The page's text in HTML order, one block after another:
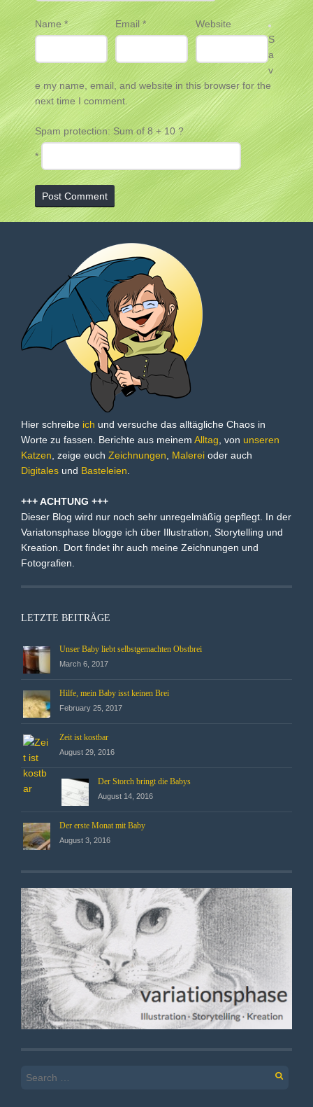
Name * Email *
Website
S
a
v
e my name, email, and website in this browser for the
next time I comment.
Spam protection: Sum of 8 + 10 ?
*
Hier schreibe ich und versuche das alltägliche Chaos in
Worte zu fassen. Berichte aus meinem Alltag , von unseren
Katzen , zeige euch Zeichnungen Malerei oder auch
Digitales und Basteleien
+++ ACHTUNG +++
Dieser Blog wird nur noch sehr unregelmäßig gepflegt. In der
Variatonsphase blogge ich über Illustration, Storytelling und
Kreation. Dort findet ihr auch meine Zeichnungen und
Fotografien.
LETZTE BEITRÄGE
Unser Baby liebt selbstgemachten Obstbrei
March 6, 2017
Hilfe, mein Baby isst keinen Brei
February 25, 2017
Zeit ist kostbar
August 29, 2016
Der Storch bringt die Babys
August 14, 2016
Der erste Monat mit Baby
August 3, 2016
Search